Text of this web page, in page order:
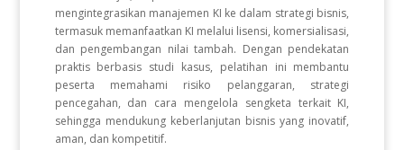
mengintegrasikan manajemen KI ke dalam strategi bisnis,
termasuk memanfaatkan KI melalui lisensi, komersialisasi,
dan pengembangan nilai tambah. Dengan pendekatan
praktis berbasis studi kasus, pelatihan ini membantu
peserta memahami risiko pelanggaran, strategi
pencegahan, dan cara mengelola sengketa terkait KI,
sehingga mendukung keberlanjutan bisnis yang inovatif,
aman, dan kompetitif.